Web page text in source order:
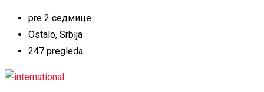
pre 2 седмице
Ostalo, Srbija
247 pregleda